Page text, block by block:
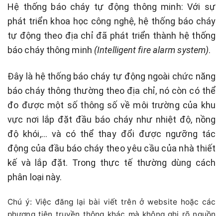
Hệ thống báo cháy tự động thông minh: Với sự
phát triển khoa học công nghệ, hệ thống báo cháy
tự động theo địa chỉ đã phát triển thành hệ thống
báo cháy thông minh (Intelligent fire alarm system).
Đây là hệ thống báo cháy tự động ngoài chức năng
báo cháy thông thường theo địa chỉ, nó còn có thể
đo được một số thông số về môi trường của khu
vực nơi lắp đặt đầu báo cháy như nhiệt độ, nồng
độ khói,… và có thể thay đổi được ngưỡng tác
động của đầu báo cháy theo yêu cầu của nhà thiết
kế và lắp đặt. Trong thực tế thường dùng cách
phân loại này.
Chú ý: Việc đăng lại bài viết trên ở website hoặc các